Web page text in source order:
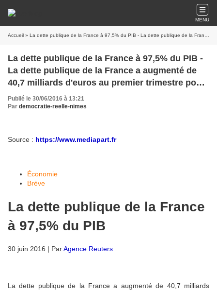
MENU
Accueil » La dette publique de la France à 97,5% du PIB - La dette publique de la France a augmenté de 40,7 milliards d'euros au premier trimestre pour atteindre 2.137,6 milliards fin mars
La dette publique de la France à 97,5% du PIB -
La dette publique de la France a augmenté de
40,7 milliards d'euros au premier trimestre pour
atteindre 2.137,6 milliards fin mars
Publié le 30/06/2016 à 13:21
Par democratie-reelle-nimes
Source : https://www.mediapart.fr
Économie
Brève
La dette publique de la France
à 97,5% du PIB
30 juin 2016 | ParAgence Reuters
La dette publique de la France a augmenté de 40,7 milliards